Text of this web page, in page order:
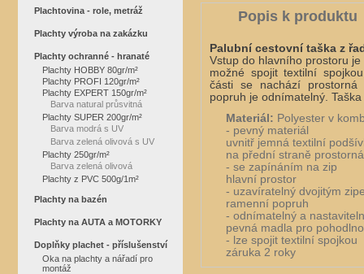
Popis k produktu
Palubní cestovní taška z
Vstup do hlavního prostoru
možné spojit textilní
části se nachází
popruh je odnímatelný.
Materiál: Polyester v
- pevný materiál
uvnitř jemná textilní
na přední straně
- se zapínáním na zip
hlavní prostor
- uzavíratelný dvojitým
ramenní popruh
- odnímatelný a
pevná madla pro
- lze spojit textilní spojkou
záruka 2 roky
Plachtovina - role, metráž
Plachty výroba na zakázku
Plachty ochranné - hranaté
Plachty HOBBY 80gr/m²
Plachty PROFI 120gr/m²
Plachty EXPERT 150gr/m²
Barva natural průsvitná
Plachty SUPER 200gr/m²
Barva modrá s UV
Barva zelená olivová s UV
Plachty 250gr/m²
Barva zelená olivová
Plachty z PVC 500g/1m²
Plachty na bazén
Plachty na AUTA a MOTORKY
Doplňky plachet - příslušenství
Oka na plachty a nářadí pro
montáž